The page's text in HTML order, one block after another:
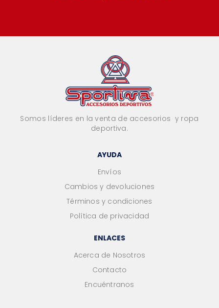
Somos líderes en la venta de accesorios y ropa
deportiva.
AYUDA
Envíos
Cambios y devoluciones
Términos y condiciones
Política de privacidad
ENLACES
Acerca de Nosotros
Contacto
Encuéntranos